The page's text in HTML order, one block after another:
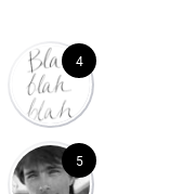
4
5